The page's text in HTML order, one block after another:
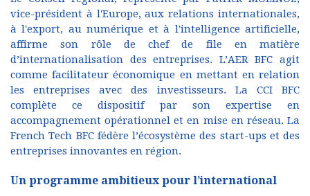
vice-président à l'Europe, aux relations internationales,
à l'export, au numérique et à l'intelligence artificielle,
affirme son rôle de chef de file en matière
d’internationalisation des entreprises. L’AER BFC agit
comme facilitateur économique en mettant en relation
les entreprises avec des investisseurs. La CCI BFC
complète ce dispositif par son expertise en
accompagnement opérationnel et en mise en réseau. La
French Tech BFC fédère l’écosystème des start-ups et des
entreprises innovantes en région.
Un programme ambitieux pour l’international